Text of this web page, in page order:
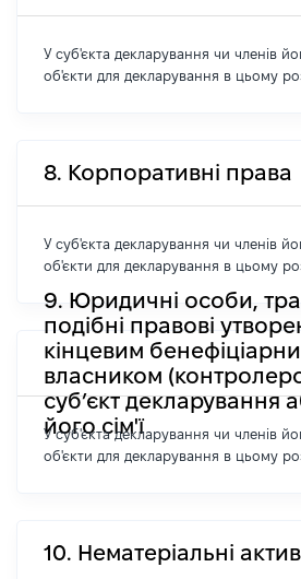
У суб'єкта декларування чи членів
об'єкти для декларування в цьому
8. Корпоративні права
У суб'єкта декларування чи членів
об'єкти для декларування в цьому
9. Юридичні особи,
подібні правові
кінцевим
власником
суб’єкт декларування
його сім'ї
У суб'єкта декларування чи членів
об'єкти для декларування в цьому
10. Нематеріальні